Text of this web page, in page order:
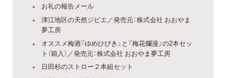
お礼の報告メール
津江地区の天然ジビエ／発売元：株式会社 おおやま
夢工房
オススメ梅酒『ゆめひびき』と『梅花爛漫』の2本セッ
ト（箱入）／発売元：株式会社 おおやま夢工房
日田杉のストロー２本組セット